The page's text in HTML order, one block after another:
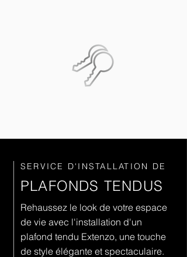
SERVICE D'INSTALLATION DE
PLAFONDS TENDUS
Rehaussez le look de votre espace
de vie avec l'installation d'un
plafond tendu Extenzo, une touche
de style élégante et spectaculaire.